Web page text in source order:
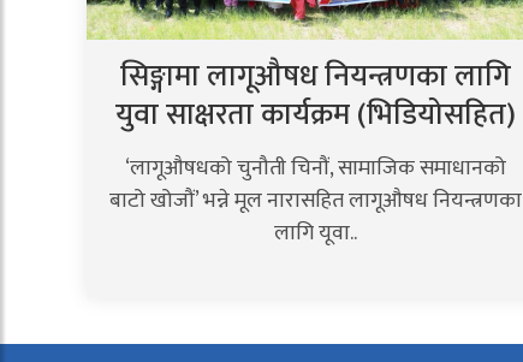
सिङ्गामा लागूऔषध नियन्त्रणका लागि
युवा साक्षरता कार्यक्रम (भिडियोसहित)
‘लागूऔषधको चुनौती चिनौं, सामाजिक समाधानको
बाटो खोजौं’ भन्ने मूल नारासहित लागूऔषध नियन्त्रणका
लागि यूवा..